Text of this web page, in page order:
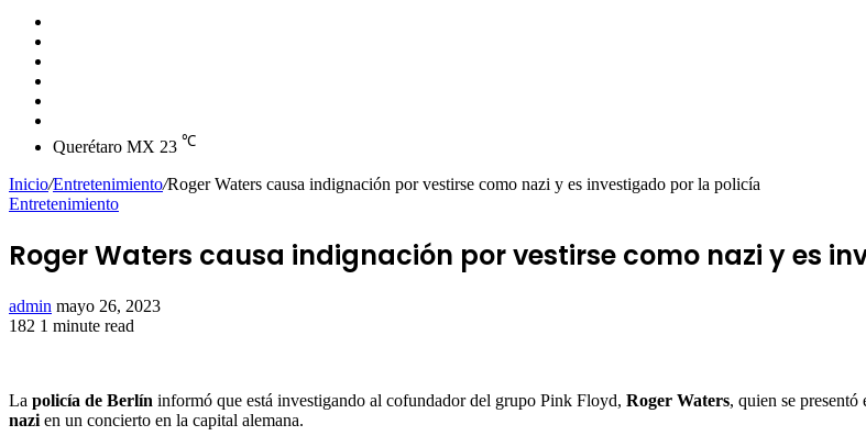
Querétaro MX 23 ℃
Inicio/Entretenimiento/Roger Waters causa indignación por vestirse como nazi y es investigado por la policía
Entretenimiento
Roger Waters causa indignación por vestirse como nazi y es
admin Send
an
mayo 26, 2023
182 1 minute read
La policía de Berlín informó que está investigando al cofundador del grupo Pink Floyd, Roger Waters, quien se
nazi en un concierto en la capital alemana.